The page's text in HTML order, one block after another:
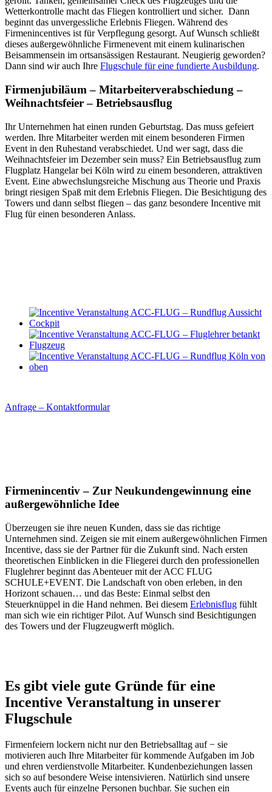
Wetterkontrolle macht das Fliegen kontrolliert und sicher. Dann
beginnt das unvergessliche Erlebnis Fliegen. Während des
Firmenincentives ist für Verpflegung gesorgt. Auf Wunsch schließt
dieses außergewöhnliche Firmenevent mit einem kulinarischen
Beisammensein im ortsansässigen Restaurant. Neugierig geworden?
Dann sind wir auch Ihre Flugschule für eine fundierte Ausbildung.
Firmenjubiläum – Mitarbeiterverabschiedung –
Weihnachtsfeier – Betriebsausflug
Ihr Unternehmen hat einen runden Geburtstag. Das muss gefeiert
werden. Ihre Mitarbeiter werden mit einem besonderen Firmen
Event in den Ruhestand verabschiedet. Und wer sagt, dass die
Weihnachtsfeier im Dezember sein muss? Ein Betriebsausflug zum
Flugplatz Hangelar bei Köln wird zu einem besonderen, attraktiven
Event. Eine abwechslungsreiche Mischung aus Theorie und Praxis
bringt riesigen Spaß mit dem Erlebnis Fliegen. Die Besichtigung des
Towers und dann selbst fliegen – das ganz besondere Incentive mit
Flug für einen besonderen Anlass.
Anfrage – Kontaktformular
Firmenincentiv – Zur Neukundengewinnung eine
außergewöhnliche Idee
Überzeugen sie ihre neuen Kunden, dass sie das richtige
Unternehmen sind. Zeigen sie mit einem außergewöhnlichen Firmen
Incentive, dass sie der Partner für die Zukunft sind. Nach ersten
theoretischen Einblicken in die Fliegerei durch den professionellen
Fluglehrer beginnt das Abenteuer mit der ACC FLUG
SCHULE+EVENT. Die Landschaft von oben erleben, in den
Horizont schauen… und das Beste: Einmal selbst den
Steuerknüppel in die Hand nehmen. Bei diesem Erlebnisflug fühlt
man sich wie ein richtiger Pilot. Auf Wunsch sind Besichtigungen
des Towers und der Flugzeugwerft möglich.
Es gibt viele gute Gründe für eine
Incentive Veranstaltung in unserer
Flugschule
Firmenfeiern lockern nicht nur den Betriebsalltag auf − sie
motivieren auch Ihre Mitarbeiter für kommende Aufgaben im Job
und ehren verdienstvolle Mitarbeiter. Kundenbeziehungen lassen
sich so auf besondere Weise intensivieren. Natürlich sind unsere
Events auch für einzelne Personen buchbar. Sie suchen ein